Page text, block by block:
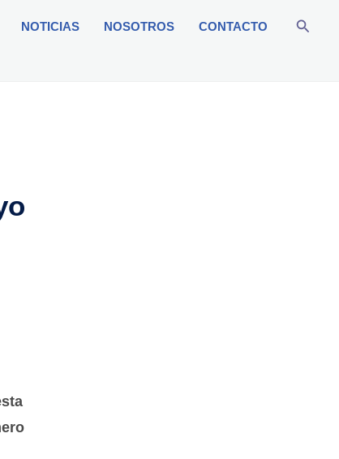
NOTICIAS NOSOTROS CONTACTO